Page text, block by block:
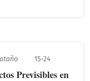
15-24
Previsibles en